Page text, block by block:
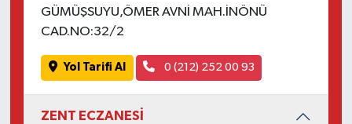
GÜMÜŞSUYU,ÖMER AVNİ MAH.İNÖNÜ
CAD.NO:32/2
Yol Tarifi Al 0 (212) 252 00 93
ZENT ECZANESİ